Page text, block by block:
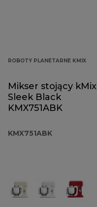
ROBOTY PLANETARNE KMIX
Mikser stojący kMix
Sleek Black
KMX751ABK
KMX751ABK